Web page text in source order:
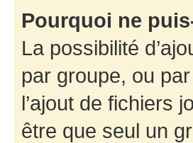
Pourquoi ne
La possibilité
par groupe, ou
l’ajout de fichiers
être que seul un